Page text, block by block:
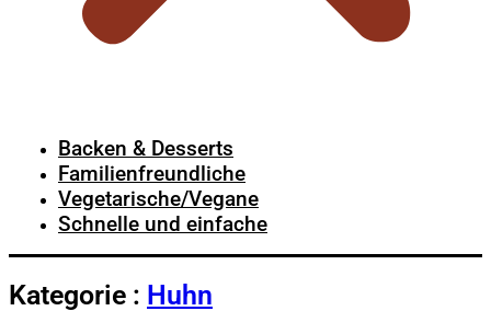
Backen & Desserts
Familienfreundliche
Vegetarische/Vegane
Schnelle und einfache
Kategorie : Huhn